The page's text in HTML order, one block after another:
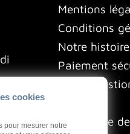
Mentions
Conditions
Notre histoire
Paiement
FAQ
Formulaire
cookies
pour mesurer notre